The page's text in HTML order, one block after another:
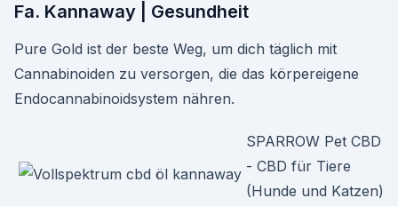
Fa. Kannaway | Gesundheit
Pure Gold ist der beste Weg, um dich täglich mit
Cannabinoiden zu versorgen, die das körpereigene
Endocannabinoidsystem nähren.
SPARROW Pet CBD
- CBD für Tiere
(Hunde und Katzen)